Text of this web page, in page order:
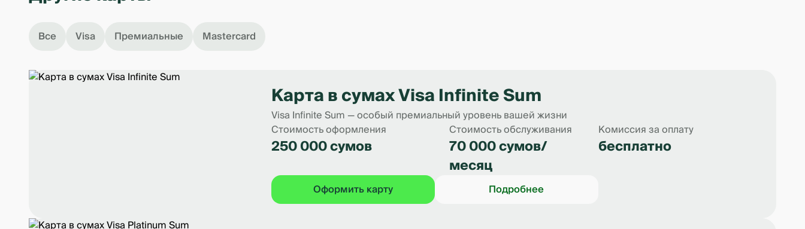
до 55 дней
около 46 дней
около 26 дней
Все Visa Премиальные Mastercard
Карта в сумах Visa Infinite Sum
Visa Infinite Sum — особый премиальный уровень вашей жизни
Стоимость оформления
250 000 сумов
Стоимость обслуживания
70 000 сумов/
месяц
Комиссия за оплату
бесплатно
Оформить карту Подробнее